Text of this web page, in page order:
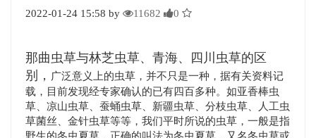
2022-01-24 15:58 by 11682 0
那曲虫草与林芝虫草、青海、四川虫草的区
别，
广泛意义上的虫草，并不只是一种，据有关资料记
载，目前发现经专家确认的已有四百多种。如亚香棒虫
草、凉山虫草、蚕蛹虫草、新疆虫草、分枝虫草、人工虫
草菌丝、金针虫草等等，我们平时所说的虫草，一般是指